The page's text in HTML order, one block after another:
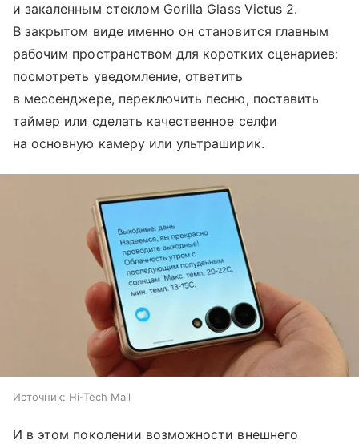
и закаленным стеклом Gorilla Glass Victus 2.
В закрытом виде именно он становится главным
рабочим пространством для коротких сценариев:
посмотреть уведомление, ответить
в мессенджере, переключить песню, поставить
таймер или сделать качественное селфи
на основную камеру или ультраширик.
Источник: Hi-Tech Mail
И в этом поколении возможности внешнего